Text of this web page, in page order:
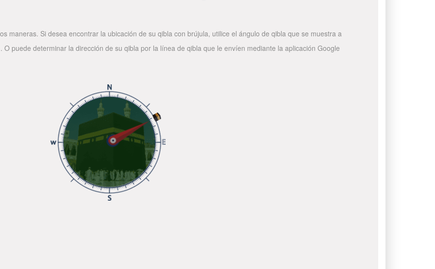
maneras. Si desea encontrar la ubicación de su qibla con brújula, utilice el ángulo de qibla que se muestra a
puede determinar la dirección de su qibla por la línea de qibla que le envíen mediante la aplicación Google